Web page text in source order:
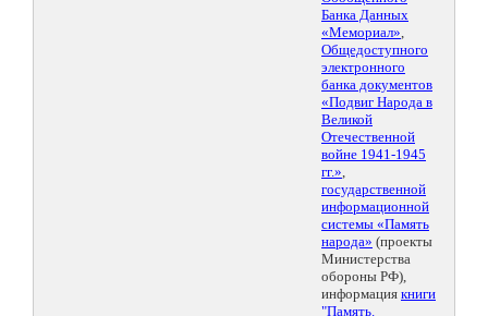
Банка Данных
«Мемориал»,
Общедоступного
электронного
банка документов
«Подвиг Народа в
Великой
Отечественной
войне 1941-1945
гг.»,
государственной
информационной
системы «Память
народа» (проекты
Министерства
обороны РФ),
информация книги
"Память.